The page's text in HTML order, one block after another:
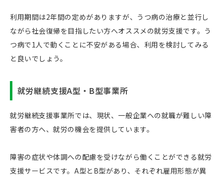
利用期間は2年間の定めがありますが、うつ病の治療と並行し
ながら社会復帰を目指したい方へオススメの就労支援です。う
つ病で1人で動くことに不安がある場合、利用を検討してみる
と良いでしょう。
就労継続支援A型・B型事業所
就労継続支援事業所では、現状、一般企業への就職が難しい障
害者の方へ、就労の機会を提供しています。
障害の症状や体調への配慮を受けながら働くことができる就労
支援サービスです。A型とB型があり、それぞれ雇用形態が異